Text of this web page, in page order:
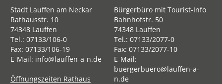
Stadt Lauffen am Neckar
Rathausstr. 10
74348 Lauffen
Tel.: 07133/106-0
Fax: 07133/106-19
E-Mail: info@lauffen-a-n.de
Öffnungszeiten Rathaus
Bürgerbüro mit Tourist-Info
Bahnhofstr. 50
74348 Lauffen
Tel.:07133/2077-0
Fax: 07133/2077-10
E-Mail:
buergerbuero@lauffen-a-
n.de